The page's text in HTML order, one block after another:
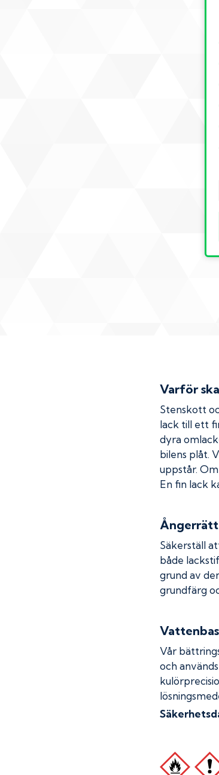
Varför
Stenskott
lack till ett
dyra
bilens plåt.
uppstår.
En fin lack
Ångerrätt
Säkerställ
både
grund av
grundfärg
Vår
och